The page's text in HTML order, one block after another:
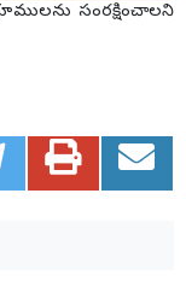
సంరక్షించాలని